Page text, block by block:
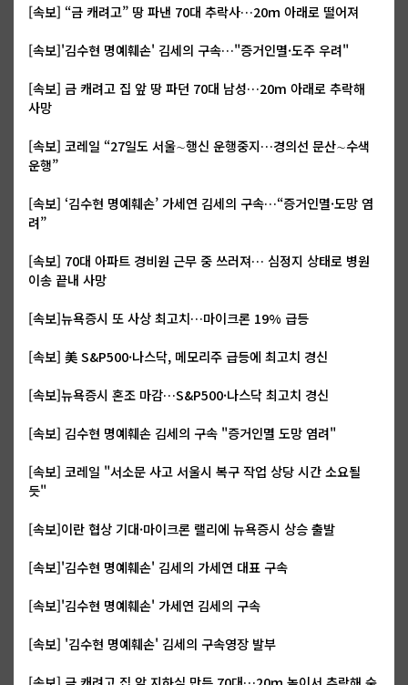
[속보] “금 캐려고” 땅 파낸 70대 추락사…20ｍ 아래로 떨어져
[속보]'김수현 명예훼손' 김세의 구속…"증거인멸·도주 우려"
[속보] 금 캐려고 집 앞 땅 파던 70대 남성…20m 아래로 추락해
사망
[속보] 코레일 “27일도 서울∼행신 운행중지…경의선 문산∼수색
운행”
[속보] ‘김수현 명예훼손’ 가세연 김세의 구속…“증거인멸·도망 염
려”
[속보] 70대 아파트 경비원 근무 중 쓰러져… 심정지 상태로 병원
이송 끝내 사망
[속보]뉴욕증시 또 사상 최고치…마이크론 19% 급등
[속보] 美 S&P500·나스닥, 메모리주 급등에 최고치 경신
[속보]뉴욕증시 혼조 마감…S&P500·나스닥 최고치 경신
[속보] 김수현 명예훼손 김세의 구속 "증거인멸 도망 염려"
[속보] 코레일 "서소문 사고 서울시 복구 작업 상당 시간 소요될
듯"
[속보]이란 협상 기대·마이크론 랠리에 뉴욕증시 상승 출발
[속보]'김수현 명예훼손' 김세의 가세연 대표 구속
[속보]'김수현 명예훼손' 가세연 김세의 구속
[속보] '김수현 명예훼손' 김세의 구속영장 발부